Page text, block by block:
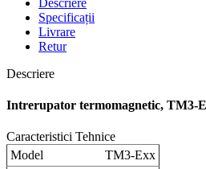
Specificații
Livrare
Retur
Descriere
Intrerupator termomagnetic, TM3-
Caracteristici Tehnice
Model
TM3-Exx